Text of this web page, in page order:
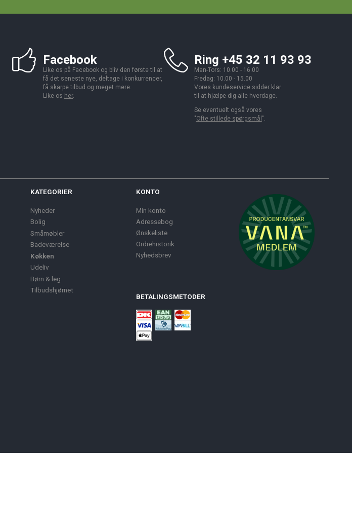
Facebook
Like os på Facebook og bliv den første til at
få det seneste nye, deltage i konkurrencer,
få skarpe tilbud og meget mere.
Like os her.
Ring +45 32 11 93 93
Man-Tors: 10.00 - 16.00
Fredag: 10.00 - 15.00
Vores kundeservice sidder klar
til at hjælpe dig alle hverdage.
Se eventuelt også vores
"Ofte stillede spørgsmål ".
KATEGORIER
Nyheder
Bolig
Småmøbler
Badeværelse
Køkken
Udeliv
Børn & leg
Tilbudshjørnet
KONTO
Min konto
Adressebog
Ønskeliste
Ordrehistorik
Nyhedsbrev
BETALINGSMETODER